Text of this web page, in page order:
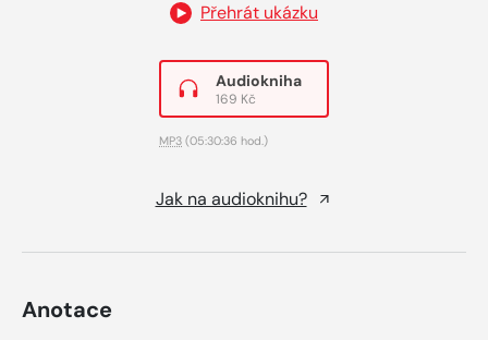
Přehrát ukázku
Audiokniha
169 Kč
MP3 (05:30:36 hod.)
Jak na audioknihu?
Anotace